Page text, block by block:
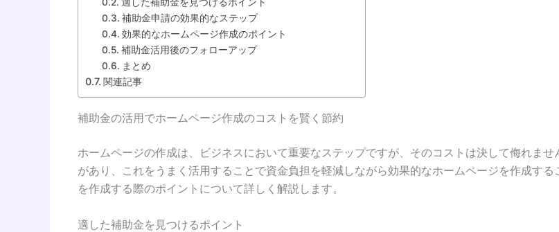
補助金申請の効果的なステップ
効果的なホームページ作成のポイント
補助金活用後のフォローアップ
まとめ
関連記事
補助金の活用でホームページ作成のコストを賢く節約
ホームページの作成は、ビジネスにおいて重要なステップですが、そのコストは決して侮れま
があり、これをうまく活用することで資金負担を軽減しながら効果的なホームページを作成す
を作成する際のポイントについて詳しく解説します。
適した補助金を見つけるポイント